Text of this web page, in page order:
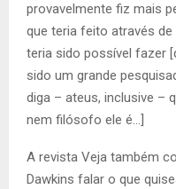
provavelmente fiz mais
que teria feito através
teria sido possível fazer
sido um grande
diga – ateus, inclusive –
nem filósofo ele é…]
A revista Veja também
Dawkins falar o que